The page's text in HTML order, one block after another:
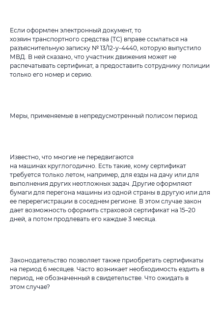
Если оформлен электронный документ, то
хозяин транспортного средства (ТС) вправе ссылаться на
разъяснительную записку № 13/12-у-4440, которую выпустило
МВД. В ней сказано, что участник движения может не
распечатывать сертификат, а предоставить сотруднику полиции
только его номер и серию.
Меры, применяемые в непредусмотренный полисом период
Известно, что многие не передвигаются
на машинах круглогодично. Есть такие, кому сертификат
требуется только летом, например, для езды на дачу или для
выполнения других неотложных задач. Другие оформляют
бумаги для перегона машины из одной страны в другую или для
ее перерегистрации в соседнем регионе. В этом случае закон
дает возможность оформить страховой сертификат на 15–20
дней, а потом продлевать его каждые 3 месяца.
Законодательство позволяет также приобретать сертификаты
на период 6 месяцев. Часто возникает необходимость ездить в
период, не обозначенный в свидетельстве. Что ожидать в
этом случае?